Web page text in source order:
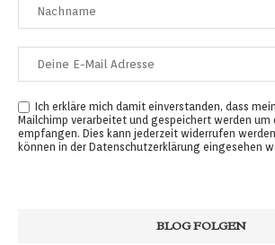
Ich erkläre mich damit einverstanden, dass
Mailchimp verarbeitet und gespeichert werden um
empfangen. Dies kann jederzeit widerrufen
können in der Datenschutzerklärung eingesehen